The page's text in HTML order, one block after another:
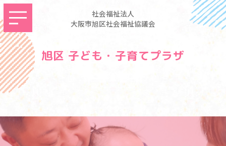
社会福祉法人
大阪市旭区社会福祉協議会
旭区 子ども・子育てプラザ